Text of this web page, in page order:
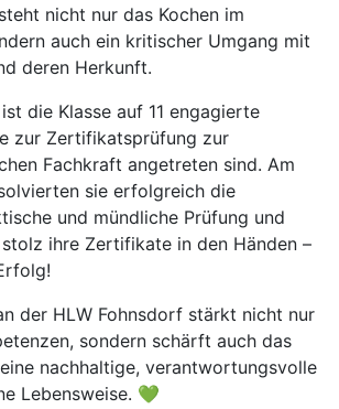
nicht nur das Kochen im
auch ein kritischer Umgang mit
deren Herkunft.
die Klasse auf 11 engagierte
zur Zertifikatsprüfung zur
Fachkraft angetreten sind. Am
sie erfolgreich die
und mündliche Prüfung und
ihre Zertifikate in den Händen –
der HLW Fohnsdorf stärkt nicht nur
sondern schärft auch das
nachhaltige, verantwortungsvolle
Lebensweise. 💚